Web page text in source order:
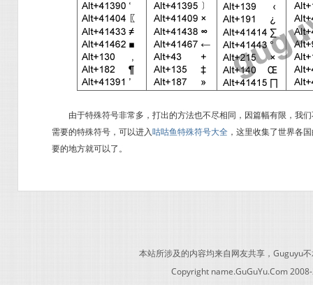
由于特殊符号非常多，打出的方法也不尽相同，因篇幅有限，我们
需要的特殊符号，可以进入咕咕鱼特殊符号大全 ，这里收集了世界各
要的地方就可以了。
本站所涉及的内容均来自网友共享，Guguyu
Copyright name.GuGuYu.Com